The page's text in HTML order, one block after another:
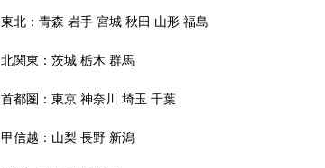
東北： 青森 岩手 宮城 秋田 山形 福島
北関東： 茨城 栃木 群馬
首都圏： 東京 神奈川 埼玉 千葉
甲信越： 山梨 長野 新潟